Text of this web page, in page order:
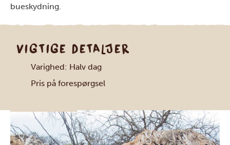
bueskydning.
VIGTIGE DETALJER
Varighed: Halv dag
Pris på forespørgsel